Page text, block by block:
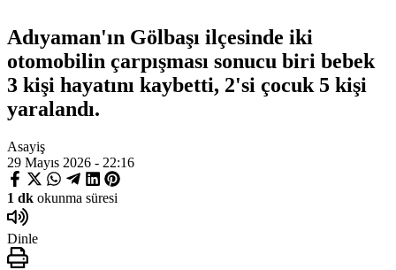
Adıyaman'ın Gölbaşı ilçesinde iki
otomobilin çarpışması sonucu biri bebek
3 kişi hayatını kaybetti, 2'si çocuk 5 kişi
yaralandı.
Asayiş
29 Mayıs 2026 - 22:16
1 dk okunma süresi
Dinle